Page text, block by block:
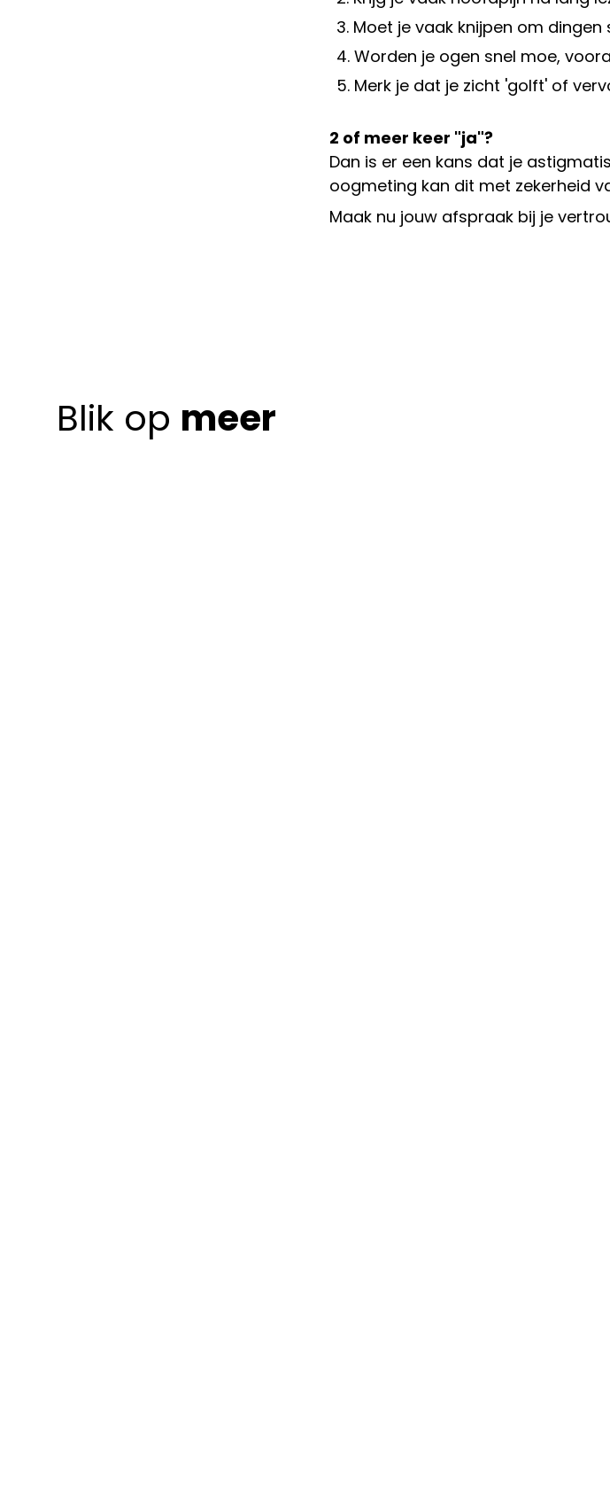
Moet je vaak knijpen om dingen
Worden je ogen snel moe,
Merk je dat je zicht 'golft' of
2 of meer keer "ja"?
Dan is er een kans dat je
oogmeting kan dit met zekerheid
Maak nu jouw afspraak bij je
Blik op meer